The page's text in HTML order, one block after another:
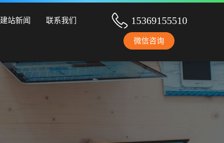
建站新闻 联系我们 15369155510
微信咨询